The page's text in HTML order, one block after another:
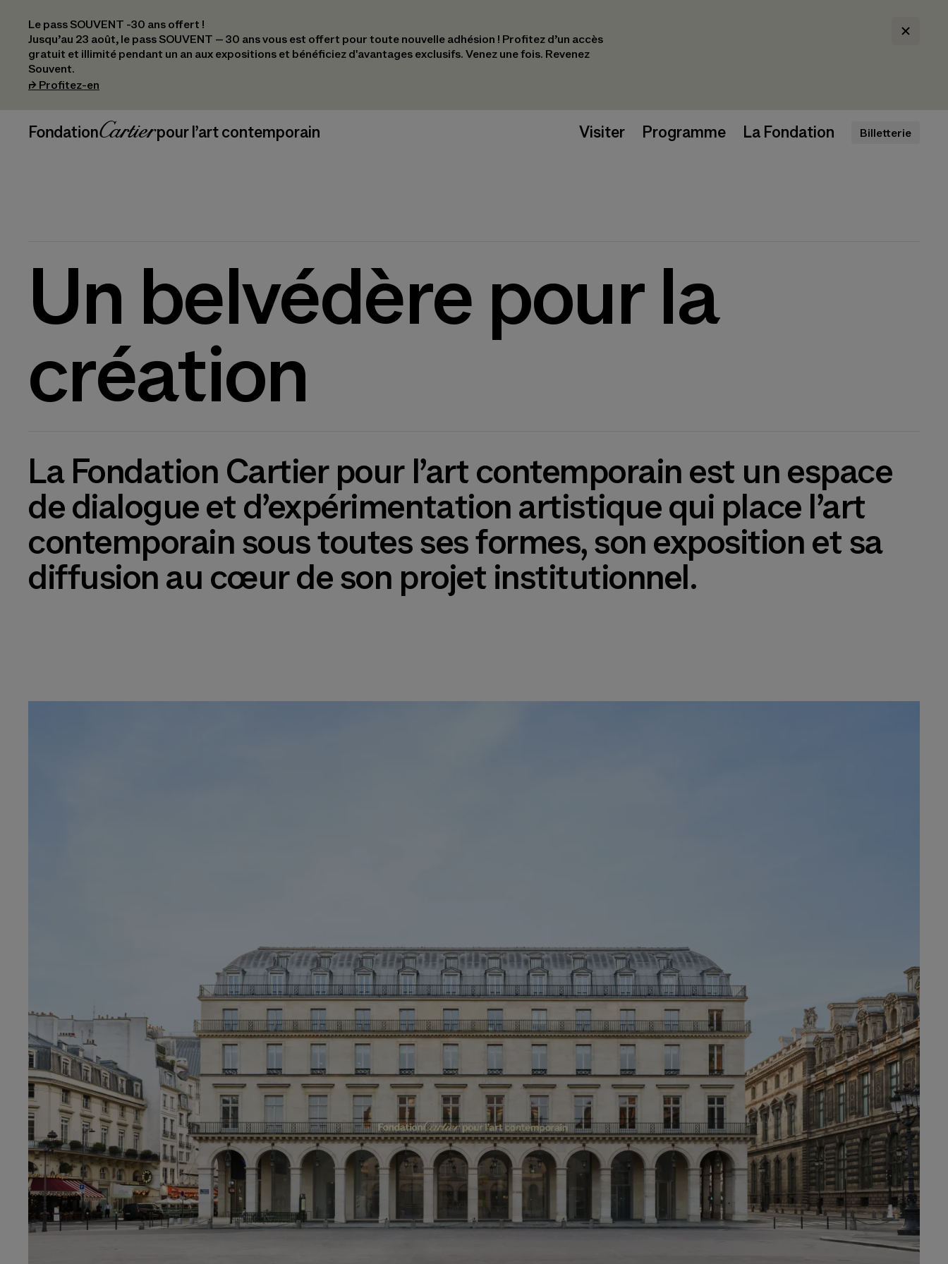
Le pass SOUVENT -30 ans offert !
Jusqu’au 23 août, le pass SOUVENT – 30 ans vous est offert pour toute nouvelle adhésion !​ Profitez d’un accès
gratuit et illimité pendant un an aux expositions et bénéficiez d'avantages exclusifs.​ Venez une fois. Revenez
Souvent.
⮣ Profitez-en
_logoFondation Cartier
pour l’art contemporain Visiter Programme La Fondation Billetterie
Un belvédère pour la
création
La Fondation Cartier pour l’art contemporain est un espace
de dialogue et d’expérimentation artistique qui place l’art
contemporain sous toutes ses formes, son exposition et sa
diffusion au cœur de son projet institutionnel.